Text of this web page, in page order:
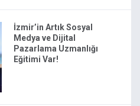
İzmir’in Artık Sosyal
Medya ve Dijital
Pazarlama Uzmanlığı
Eğitimi Var!